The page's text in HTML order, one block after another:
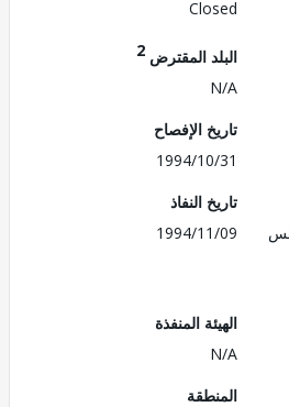
البلد المقترض
تاريخ الإفصاح
1994/10/31
تاريخ النفاذ
1994/11/
الهيئة المنفذة